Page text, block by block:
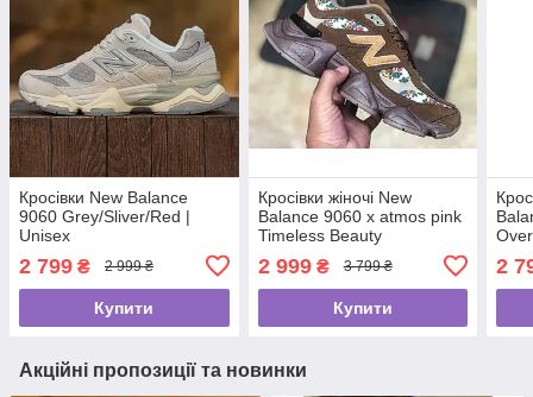
Кросівки New Balance
9060 Grey/Sliver/Red |
Unisex
2 799 ₴ 2 999 ₴
Купити
Кросівки жіночі New
Balance 9060 x atmos pink
Timeless Beauty
2 999₴ 3 799 ₴
Купити
2
Акційні пропозиції та новинки